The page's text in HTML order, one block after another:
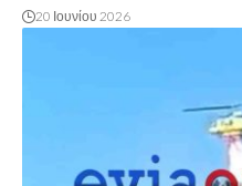
20 Ιουνίου 2026